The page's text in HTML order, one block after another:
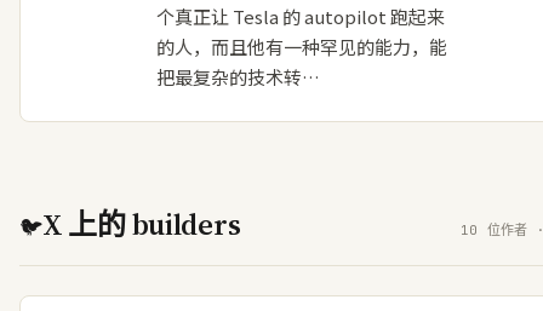
个真正让 Tesla 的 autopilot 跑起来
的人，而且他有一种罕见的能力，能
把最复杂的技术转…
🐦X 上的 builders 10 位作者